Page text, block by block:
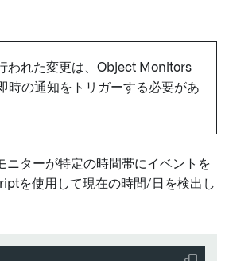
われた変更は、Object Monitors
時の通知をトリガーする必要があ
ニターが特定の時間帯にイベントを
を使用して現在の時間/日を検出し